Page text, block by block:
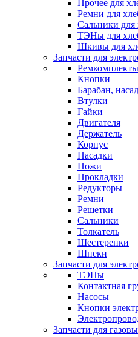
Прочее для
Ремни для
Сальники для
ТЭНы для
Шкивы для
Запчасти для
Ремкомплекты
Кнопки
Барабан,
Втулки
Гайки
Двигателя
Держатель
Корпус
Насадки
Ножи
Прокладки
Редукторы
Ремни
Решетки
Сальники
Толкатель
Шестеренки
Шнеки
Запчасти для
ТЭНы
Контактная
Насосы
Кнопки
Запчасти для